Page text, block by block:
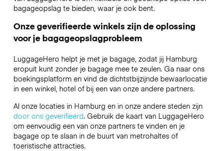
bagageopslag te bieden, waar je ook bent.
Onze geverifieerde winkels zijn de oplossing
voor je bagageopslagprobleem
LuggageHero helpt je met je bagage, zodat jij Hamburg
eropuit kunt zonder je bagage mee te zeulen. Ga naar ons
boekingsplatform en vind de dichtstbijzijnde bewaarlocatie
in een winkel, hotel of bij een van onze andere partners.
Al onze locaties in Hamburg en in onze andere steden zijn
door ons geverifieerd. Gebruik de kaart van LuggageHero
om eenvoudig een van onze partners te vinden en je
bagage op te slaan in de buurt van metrohaltes of
toeristische attracties.